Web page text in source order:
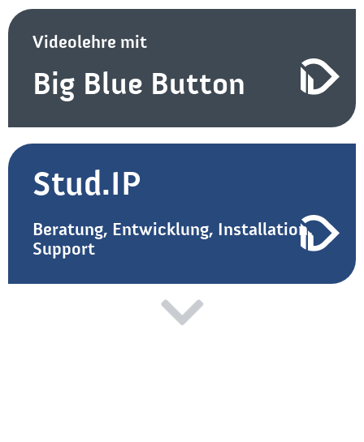
Videolehre mit
Big Blue Button
Stud.IP
Beratung, Entwicklung, Installation,
Support